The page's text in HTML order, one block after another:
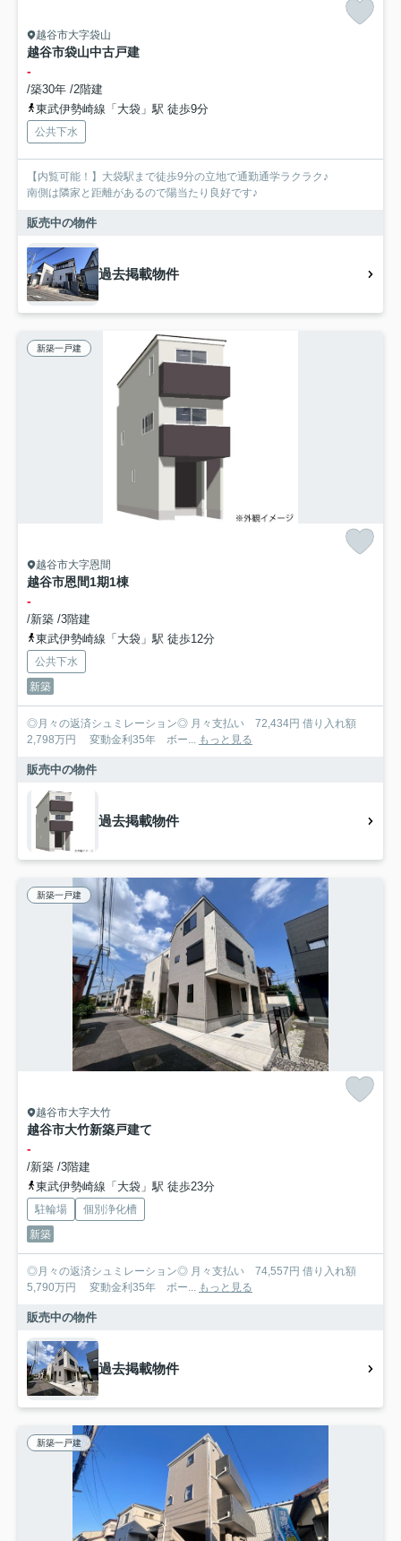
越谷市大字袋山
越谷市袋山中古戸建
-
/築30年 /2階建
東武伊勢崎線「大袋」駅 徒歩9分
公共下水
【内覧可能！】大袋駅まで徒歩9分の立地で通勤通学ラクラク♪
南側は隣家と距離があるので陽当たり良好です♪
販売中の物件
過去掲載物件
新築一戸建
越谷市大字恩間
越谷市恩間1期1棟
-
/新築 /3階建
東武伊勢崎線「大袋」駅 徒歩12分
公共下水
新築
◎月々の返済シュミレーション◎ 月々支払い 72,434円 借り入れ額
2,798万円 変動金利35年 ボー... もっと見る
販売中の物件
過去掲載物件
新築一戸建
越谷市大字大竹
越谷市大竹新築戸建て
-
/新築 /3階建
東武伊勢崎線「大袋」駅 徒歩23分
駐輪場
個別浄化槽
新築
◎月々の返済シュミレーション◎ 月々支払い 74,557円 借り入れ額
5,790万円 変動金利35年 ボー...
もっと見る
販売中の物件
過去掲載物件
新築一戸建